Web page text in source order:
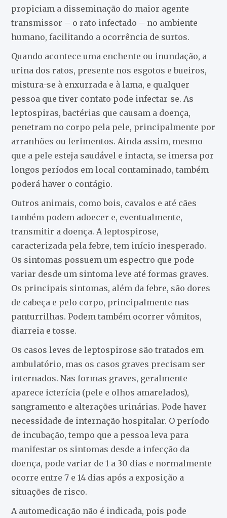
propiciam a disseminação do maior agente
transmissor – o rato infectado – no ambiente
humano, facilitando a ocorrência de surtos.
Quando acontece uma enchente ou inundação, a
urina dos ratos, presente nos esgotos e bueiros,
mistura-se à enxurrada e à lama, e qualquer
pessoa que tiver contato pode infectar-se. As
leptospiras, bactérias que causam a doença,
penetram no corpo pela pele, principalmente por
arranhões ou ferimentos. Ainda assim, mesmo
que a pele esteja saudável e intacta, se imersa por
longos períodos em local contaminado, também
poderá haver o contágio.
Outros animais, como bois, cavalos e até cães
também podem adoecer e, eventualmente,
transmitir a doença. A leptospirose,
caracterizada pela febre, tem início inesperado.
Os sintomas possuem um espectro que pode
variar desde um sintoma leve até formas graves.
Os principais sintomas, além da febre, são dores
de cabeça e pelo corpo, principalmente nas
panturrilhas. Podem também ocorrer vômitos,
diarreia e tosse.
Os casos leves de leptospirose são tratados em
ambulatório, mas os casos graves precisam ser
internados. Nas formas graves, geralmente
aparece icterícia (pele e olhos amarelados),
sangramento e alterações urinárias. Pode haver
necessidade de internação hospitalar. O período
de incubação, tempo que a pessoa leva para
manifestar os sintomas desde a infecção da
doença, pode variar de 1 a 30 dias e normalmente
ocorre entre 7 e 14 dias após a exposição a
situações de risco.
A automedicação não é indicada, pois pode